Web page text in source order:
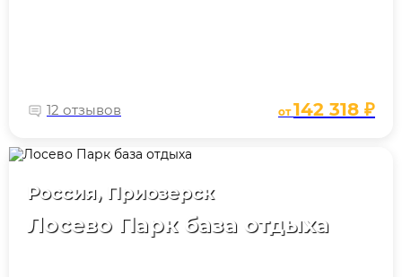
12 отзывов от142 318 ₽
Россия, Приозерск
Лосево Парк база отдыха